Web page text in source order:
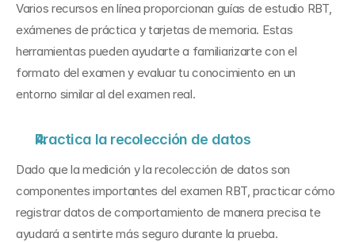
Varios recursos en línea proporcionan guías de estudio RBT,
exámenes de práctica y tarjetas de memoria. Estas
herramientas pueden ayudarte a familiarizarte con el
formato del examen y evaluar tu conocimiento en un
entorno similar al del examen real.
Practica la recolección de datos
Dado que la medición y la recolección de datos son
componentes importantes del examen RBT, practicar cómo
registrar datos de comportamiento de manera precisa te
ayudará a sentirte más seguro durante la prueba.